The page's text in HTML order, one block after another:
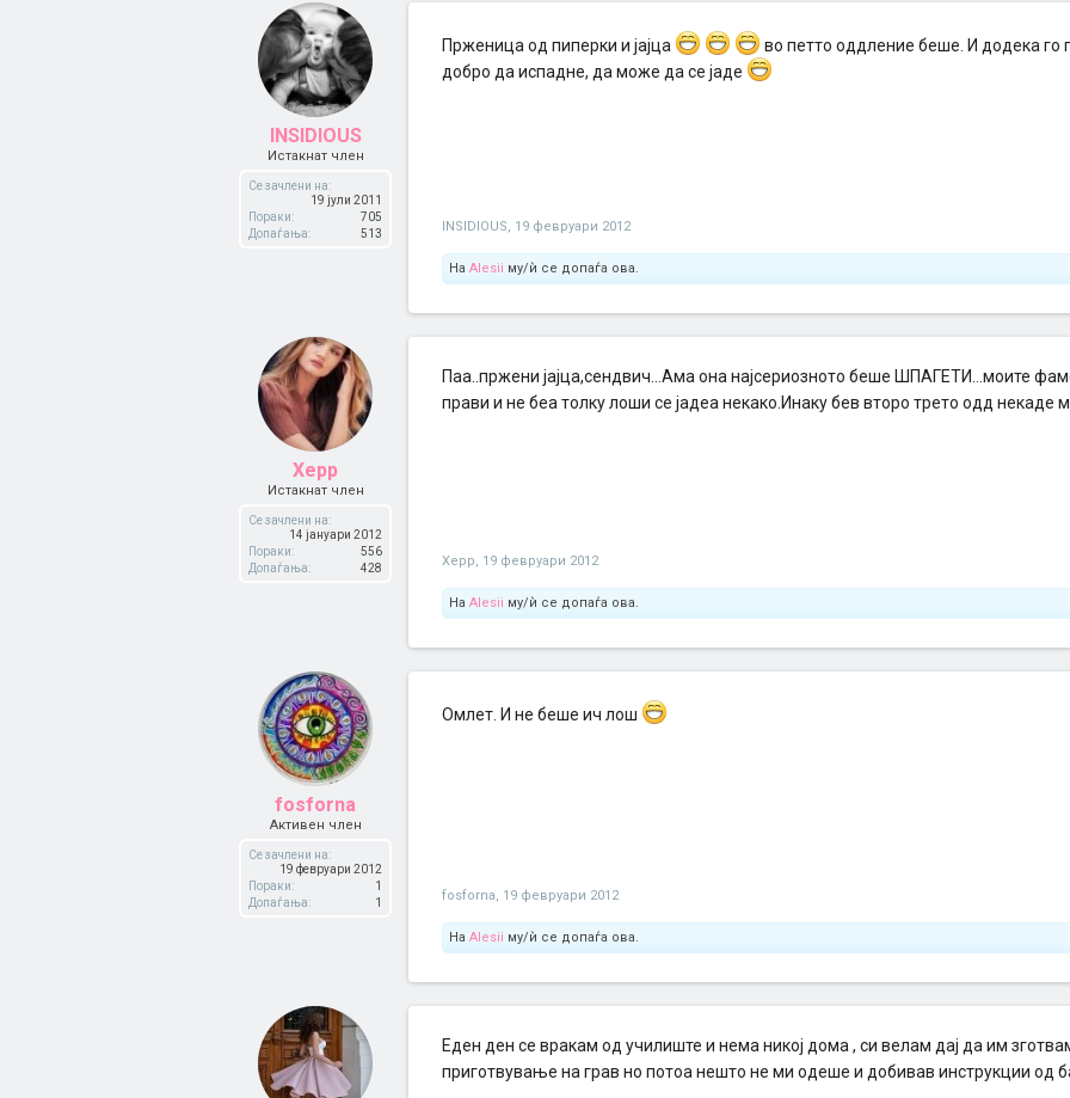
INSIDIOUS
Истакнат член
Се зачлени на:
19 јули 2011
Пораки:
705
Допаѓања:
513
Прженица од пиперки и јајца
во петто оддление беше. И додека го
добро да испадне, да може да се јаде
INSIDIOUS, 19 февруари 2012
На Alesii му/ѝ се допаѓа ова.
Xepp
Истакнат член
Се зачлени на:
14 јануари 2012
Пораки:
556
Допаѓања:
428
Паа..пржени јајца,сендвич...Ама она најсериозното беше ШПАГЕТИ...моите
прави и не беа толку лоши се јадеа некако.Инаку бев второ трето одд некаде
Xepp, 19 февруари 2012
На Alesii му/ѝ се допаѓа ова.
fosforna
Активен член
Се зачлени на:
19 февруари 2012
Пораки:
1
Допаѓања:
1
Омлет. И не беше ич лош
fosforna, 19 февруари 2012
На Alesii му/ѝ се допаѓа ова.
Eден ден се вракам од училиште и нема никоj дома , си велам дај да им
приготвување на грав но потоа нешто не ми одеше и добивав инструкции од